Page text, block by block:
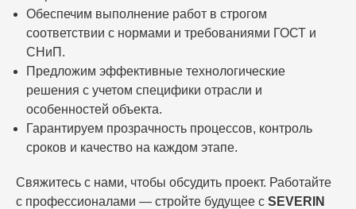
Обеспечим выполнение работ в строгом
соответствии с нормами и требованиями ГОСТ и
СНиП.
Предложим эффективные технологические
решения с учетом специфики отрасли и
особенностей объекта.
Гарантируем прозрачность процессов, контроль
сроков и качество на каждом этапе.
Свяжитесь с нами, чтобы обсудить проект. Работайте
с профессионалами — стройте будущее с SEVERIN